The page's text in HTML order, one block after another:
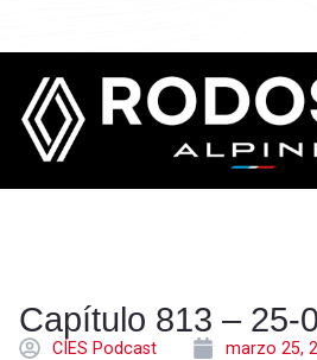
Capítulo 813 – 25-
CÍES Podcast marzo 25,